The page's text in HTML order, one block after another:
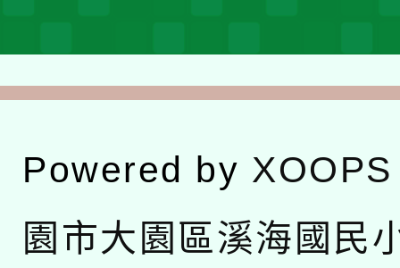
Powered by XOOPS
園市大園區溪海國民